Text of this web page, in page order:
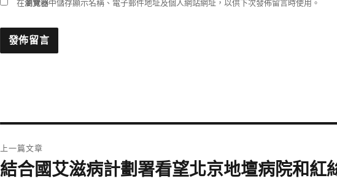
在瀏覽器中儲存顯示名稱、電子郵件地址及個人網站網址，以供下次發佈留言時使用。
章
上一篇文章
上
結合國艾滋病計劃署看望北京地壇病院和紅